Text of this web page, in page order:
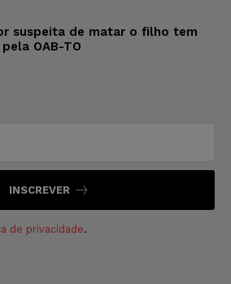
suspeita de matar o filho tem
OAB-TO
INSCREVER
de privacidade.